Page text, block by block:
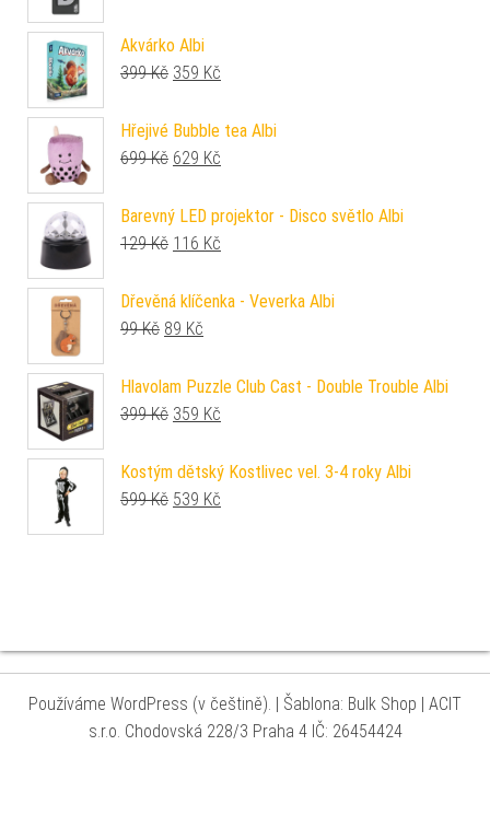
Akvárko Albi
399Kč Původní cena byla: 399 Kč.
359 Kč
Hřejivé Bubble tea Albi
699Kč Původní cena byla: 699 Kč.
629 Kč
Barevný LED projektor - Disco světlo Albi
129Kč Původní cena byla: 129 Kč.
116 Kč
Dřevěná klíčenka - Veverka Albi
99Kč Původní cena byla: 99 Kč.
89 Kč
Hlavolam Puzzle Club Cast - Double Trouble Albi
399Kč Původní cena byla: 399 Kč.
359 Kč
Kostým dětský Kostlivec vel. 3-4 roky Albi
599Kč Původní cena byla: 599 Kč.
539 Kč
Používáme WordPress (v češtině). Šablona: Bulk Shop
| ACIT
s.r.o. Chodovská 228/3 Praha 4 IČ: 26454424